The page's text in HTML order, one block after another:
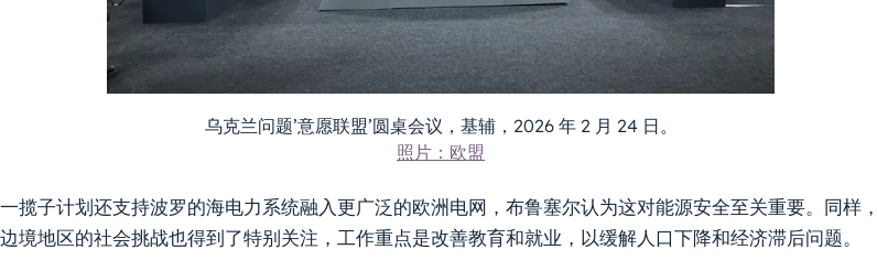
乌克兰问题’意愿联盟’圆桌会议，基辅，2026 年 2 月 24 日。
照片：欧盟
一揽子计划还支持波罗的海电力系统融入更广泛的欧洲电网，布鲁塞尔认为这对能源安全至关重要。同样，
边境地区的社会挑战也得到了特别关注，工作重点是改善教育和就业，以缓解人口下降和经济滞后问题。